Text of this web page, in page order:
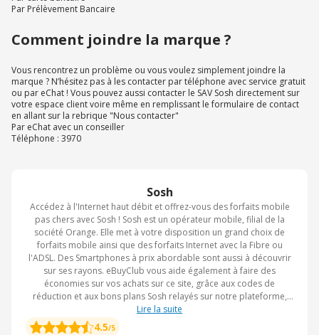
Sosh
Accédez à l'Internet haut débit et offrez-vous des forfaits mobile
pas chers avec Sosh ! Sosh est un opérateur mobile, filial de la
société Orange. Elle met à votre disposition un grand choix de
forfaits mobile ainsi que des forfaits Internet avec la Fibre ou
l'ADSL. Des Smartphones à prix abordable sont aussi à découvrir
sur ses rayons. eBuyClub vous aide également à faire des
économies sur vos achats sur ce site, grâce aux codes de
réduction et aux bons plans Sosh relayés sur notre plateforme,
soyez certain de réaliser plus d'économie sur vos achats. Sans
oublier le CashBack eBuyClub pour bénéficier de plus d'avantage
Lire la suite
4.5/5
Par Prélèvement Bancaire
Comment joindre la marque ?
Vous rencontrez un problème ou vous voulez simplement joindre la
marque ? N’hésitez pas à les contacter par téléphone avec service gratuit
ou par eChat ! Vous pouvez aussi contacter le SAV Sosh directement sur
votre espace client voire même en remplissant le formulaire de contact
en allant sur la rebrique "Nous contacter"
Par eChat avec un conseiller
Téléphone : 3970